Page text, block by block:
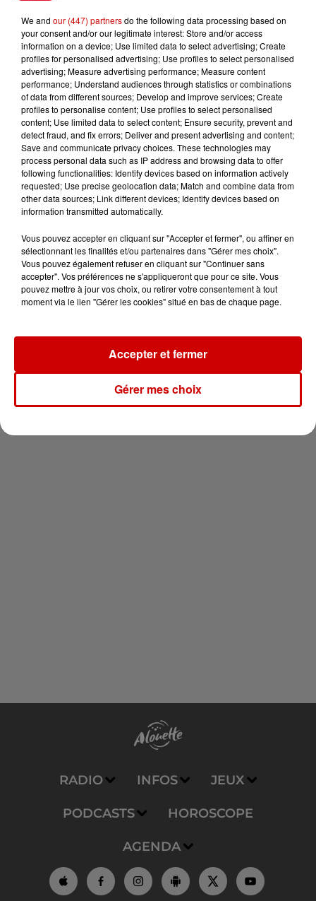
Gagnez vos places pour le
Festival du Roi Arthur 2026 !
Gagnez vos entrées pour le
Musée du Sport Automobile au
Mans !
Destination Vacances - Gagnez
votre séjour en famille au cœur
de la...
Newsletter
RADIO INFOS JEUX
PODCASTS HOROSCOPE
AGENDA
We and our (447) partnersdo the following data processing based on
your consent and/or our legitimate interest: Store and/or access
information on a device; Use limited data to select advertising; Create
profiles for personalised advertising; Use profiles to select personalised
advertising; Measure advertising performance; Measure content
performance; Understand audiences through statistics or combinations
of data from different sources; Develop and improve services; Create
profiles to personalise content; Use profiles to select personalised
content; Use limited data to select content; Ensure security, prevent and
detect fraud, and fix errors; Deliver and present advertising and content;
Save and communicate privacy choices. These technologies may
process personal data such as IP address and browsing data to offer
following functionalities: Identify devices based on information actively
requested; Use precise geolocation data; Match and combine data from
other data sources; Link different devices; Identify devices based on
information transmitted automatically.
Vous pouvez accepter en cliquant sur "Accepter et fermer", ou affiner en
sélectionnant les finalités et/ou partenaires dans "Gérer mes choix".
Vous pouvez également refuser en cliquant sur "Continuer sans
accepter". Vos préférences ne s'appliqueront que pour ce site. Vous
pouvez mettre à jour vos choix, ou retirer votre consentement à tout
moment via le lien "Gérer les cookies" situé en bas de chaque page.
Gérer mes choix
Accepter et fermer